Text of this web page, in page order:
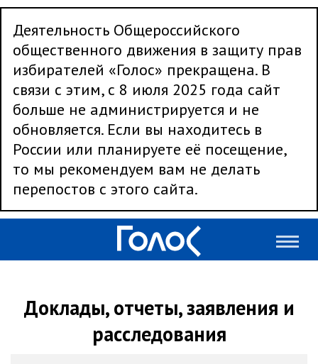
Деятельность Общероссийского
общественного движения в защиту прав
избирателей «Голос» прекращена. В
связи с этим, с 8 июля 2025 года сайт
больше не администрируется и не
обновляется. Если вы находитесь в
России или планируете её посещение,
то мы рекомендуем вам не делать
перепостов с этого сайта.
Доклады, отчеты, заявления и
расследования